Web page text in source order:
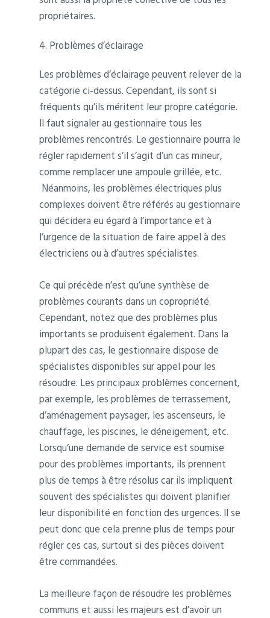
propriétaires.
4. Problèmes d’éclairage
Les problèmes d’éclairage peuvent relever de la
catégorie ci-dessus. Cependant, ils sont si
fréquents qu’ils méritent leur propre catégorie.
Il faut signaler au gestionnaire tous les
problèmes rencontrés. Le gestionnaire pourra le
régler rapidement s’il s’agit d’un cas mineur,
comme remplacer une ampoule grillée, etc.
Néanmoins, les problèmes électriques plus
complexes doivent être référés au gestionnaire
qui décidera eu égard à l’importance et à
l’urgence de la situation de faire appel à des
électriciens ou à d’autres spécialistes.
Ce qui précède n’est qu’une synthèse de
problèmes courants dans un copropriété.
Cependant, notez que des problèmes plus
importants se produisent également. Dans la
plupart des cas, le gestionnaire dispose de
spécialistes disponibles sur appel pour les
résoudre. Les principaux problèmes concernent,
par exemple, les problèmes de terrassement,
d’aménagement paysager, les ascenseurs, le
chauffage, les piscines, le déneigement, etc.
Lorsqu’une demande de service est soumise
pour des problèmes importants, ils prennent
plus de temps à être résolus car ils impliquent
souvent des spécialistes qui doivent planifier
leur disponibilité en fonction des urgences. Il se
peut donc que cela prenne plus de temps pour
régler ces cas, surtout si des pièces doivent
être commandées.
La meilleure façon de résoudre les problèmes
communs et aussi les majeurs est d’avoir un